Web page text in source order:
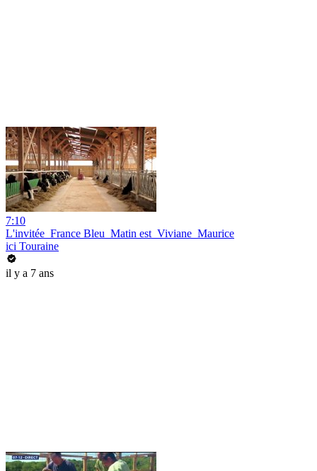
7:10
L'invitée_France Bleu_Matin est_Viviane_Maurice
ici Touraine
il y a 7 ans